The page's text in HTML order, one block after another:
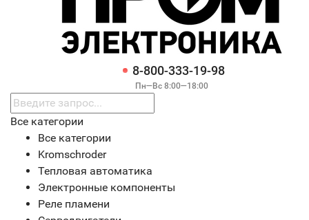
8-800-333-19-98
Пн—Вс 8:00—18:00
Все категории
Все категории
Kromschroder
Тепловая автоматика
Электронные компоненты
Реле пламени